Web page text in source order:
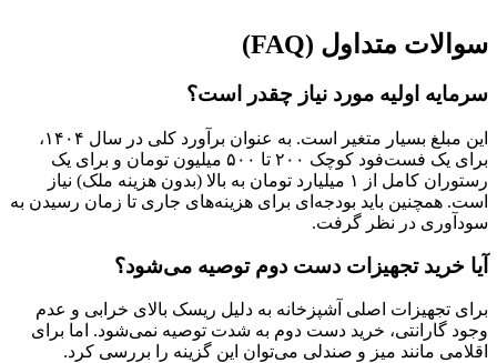
سوالات متداول (FAQ)
سرمایه اولیه مورد نیاز چقدر است؟
این مبلغ بسیار متغیر است. به عنوان برآورد کلی در سال ۱۴۰۴،
برای یک فست‌فود کوچک ۲۰۰ تا ۵۰۰ میلیون تومان و برای یک
رستوران کامل از ۱ میلیارد تومان به بالا (بدون هزینه ملک) نیاز
است. همچنین باید بودجه‌ای برای هزینه‌های جاری تا زمان رسیدن به
سودآوری در نظر گرفت.
آیا خرید تجهیزات دست دوم توصیه می‌شود؟
برای تجهیزات اصلی آشپزخانه به دلیل ریسک بالای خرابی و عدم
وجود گارانتی، خرید دست دوم به شدت توصیه نمی‌شود. اما برای
اقلامی مانند میز و صندلی می‌توان این گزینه را بررسی کرد.